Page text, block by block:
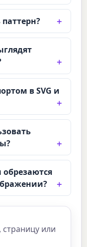
в SVG и
страницу или